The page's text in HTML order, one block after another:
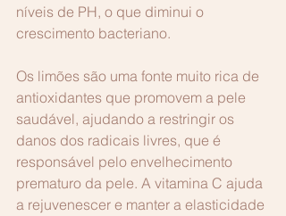
níveis de PH, o que diminui o
crescimento bacteriano.
Os limões são uma fonte muito rica de
antioxidantes que promovem a pele
saudável, ajudando a restringir os
danos dos radicais livres, que é
responsável pelo envelhecimento
prematuro da pele. A vitamina C ajuda
a rejuvenescer e manter a elasticidade